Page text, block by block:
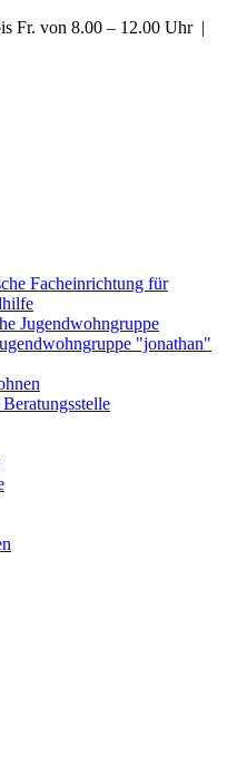
Fr. von 8.00 – 12.00 Uhr |
Facheinrichtung für
Jugendwohngruppe
"jonathan"